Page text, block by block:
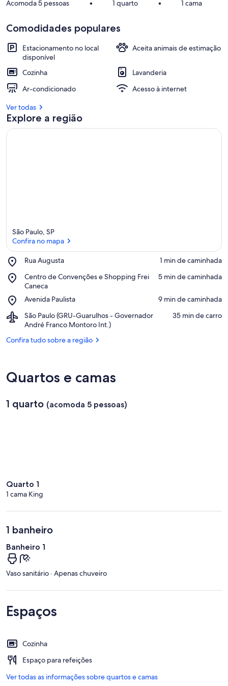
Acomoda 5 pessoas • 1 quarto • 1 cama
Comodidades populares
Estacionamento no local
disponível
Aceita animais de estimação
Cozinha
Lavanderia
Ar-condicionado
Acesso à internet
Ver todas
Explore a região
São Paulo, SP
Confira no mapa
Rua Augusta
Place,
Augusta
‪1 min de caminhada‬
Centro de Convenções e Shopping Frei
Caneca
Place,
Centro
de
Convenções
e
Shopping
Caneca
‪5 min de caminhada‬
Avenida Paulista
Place,
Paulista
‪9 min de caminhada‬
São Paulo (GRU-Guarulhos - Governador
André Franco Montoro Int.)
Airport,
São
(GRU-
André
Int.)
‪35 min de carro‬
Confira tudo sobre a região
Quartos e camas
1 quarto (acomoda 5 pessoas)
Quarto 1
1 cama King
1 banheiro
Banheiro 1
Vaso sanitário · Apenas chuveiro
Espaços
Cozinha
Espaço para refeições
Ver todas as informações sobre quartos e camas